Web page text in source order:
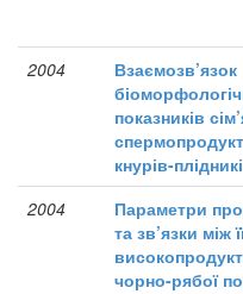
2004
Взаємозв’язок
показників
кнурів-
2004
Параметри
та зв’язки між
чорно-рябої